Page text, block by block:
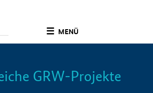
MENÜ
Info
GRW-Projekte